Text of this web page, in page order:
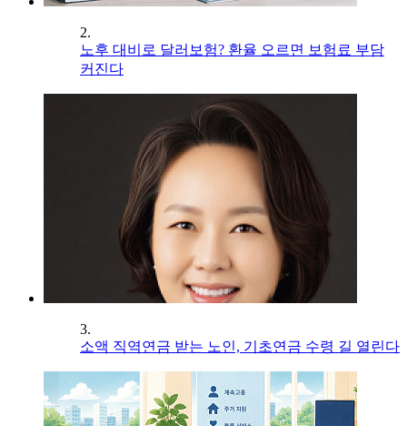
2.
노후 대비로 달러보험? 환율 오르면 보험료 부담
커진다
3.
소액 직역연금 받는 노인, 기초연금 수령 길 열린다